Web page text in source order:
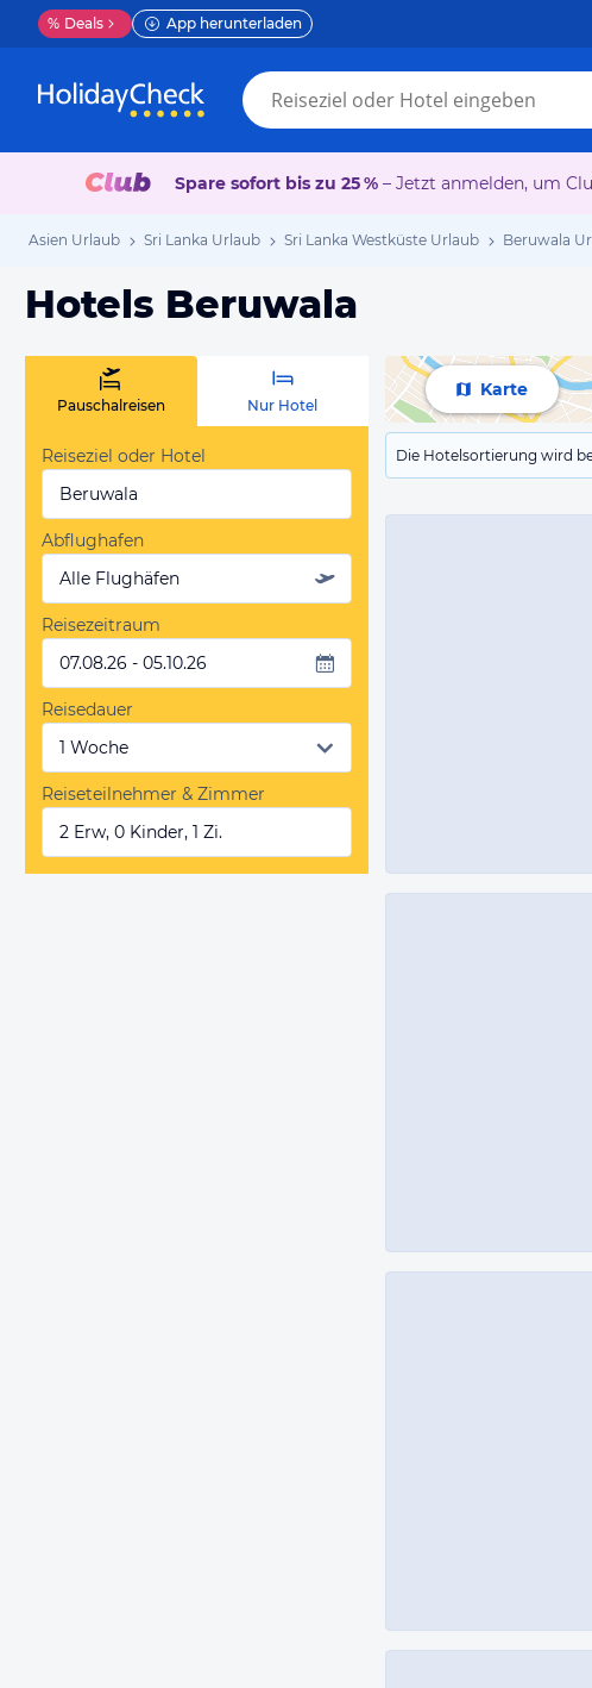
% Deals App herunterladen
Spare sofort bis zu 25 % – Jetzt anmelden, um
Asien Urlaub Sri Lanka Urlaub Sri Lanka Westküste Urlaub Beruwala
Hotels Beruwala
Karte
Die Hotelsortierung wird
Pauschalreisen Nur Hotel
Reiseziel oder Hotel
Beruwala
Abflughafen
Alle Flughäfen
Reisezeitraum
07.08.26 - 05.10.26
Reisedauer
Reiseteilnehmer & Zimmer
2 Erw, 0 Kinder, 1 Zi.